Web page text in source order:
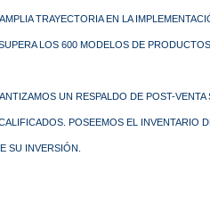
TRAYECTORIA EN LA
LOS 600 MODELOS DE
UN RESPALDO DE POST-
POSEEMOS EL INVENTARIO
SU INVERSIÓN.